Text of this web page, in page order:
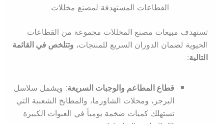
القطاعات المستهدفة لمصنع مخللات
تستهدف مبيعات مصنع المخللات مجموعة من القطاعات
الحيوية لضمان الدوران السريع للمنتجات، وتتلخص في القائمة
التالية:
قطاع المطاعم والوجبات السريعة:ويشمل سلاسل
البرجر، ومحلات الشاورما، والمطابخ الشعبية التي
تستهلك كميات ضخمة يومياً في العبوات الكبيرة